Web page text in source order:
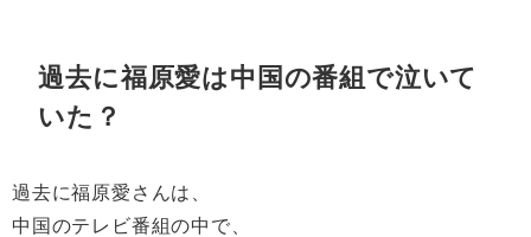
過去に福原愛は中国の番組で泣いて
いた？
過去に福原愛さんは、
中国のテレビ番組の中で、